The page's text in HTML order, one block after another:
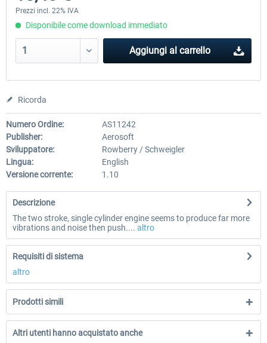
Prezzi incl. 22% IVA
Disponibile come download immediato
Aggiungi al carrello
Ricorda
Numero Ordine:
AS11242
Publisher:
Aerosoft
Sviluppatore:
Rowberry / Schweigler
Lingua:
English
Versione corrente:
1.10
Descrizione
The two stroke, single cylinder engine seems to produce far more
vibrations and noise then push.... altro
Requisiti di sistema
altro
Prodotti simili
Altri utenti hanno acquistato anche